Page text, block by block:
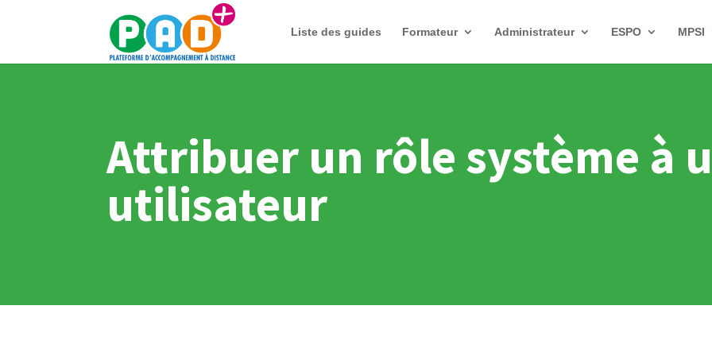
Liste des guides Formateur Administrateur ESPO MPSI
Attribuer un rôle système à
utilisateur